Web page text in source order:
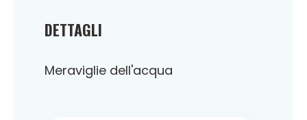
DETTAGLI
Meraviglie dell'acqua